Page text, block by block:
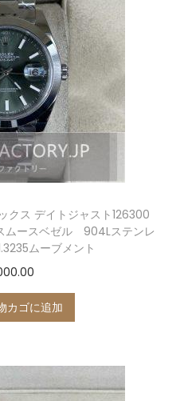
クス デイトジャスト126300
ースベゼル 904Lステンレ
ムーブメント
カゴに追加